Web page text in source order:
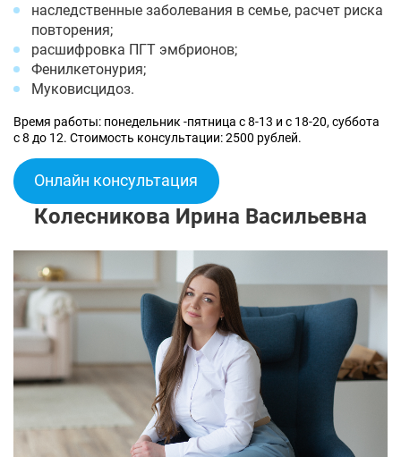
наследственные заболевания в семье, расчет риска
повторения;
расшифровка ПГТ эмбрионов;
Фенилкетонурия;
Муковисцидоз.
Время работы: понедельник -пятница с 8-13 и с 18-20, суббота
с 8 до 12. Стоимость консультации: 2500 рублей.
Онлайн консультация
Колесникова Ирина Васильевна